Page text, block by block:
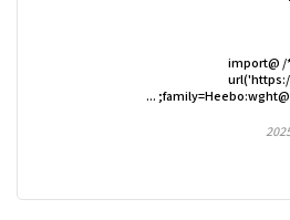
/* ----- הגדרות עיצוב כלליות ----- */ @import